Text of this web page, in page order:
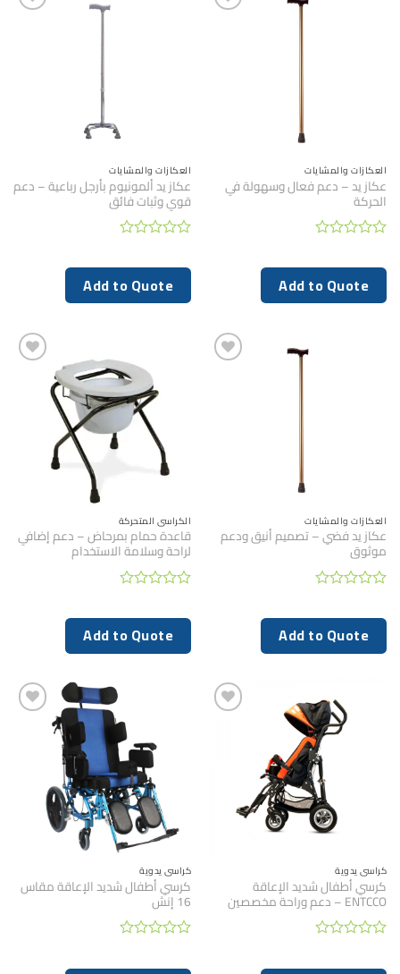
العكازات والمشايات
عكاز يد – دعم فعال وسهولة في
الحركة
0
من
5
Add to Quote
العكازات والمشايات
عكاز يد ألمونيوم بأرجل رباعية – دعم
قوي وثبات فائق
0
من
5
Add to Quote
العكازات والمشايات
عكاز يد فضي – تصميم أنيق ودعم
موثوق
0
من
5
Add to Quote
الكراسي المتحركة
قاعدة حمام بمرحاض – دعم إضافي
لراحة وسلامة الاستخدام
0
من
5
Add to Quote
كراسي يدوية
كرسي أطفال شديد الإعاقة
ENTCCO – دعم وراحة مخصصين
كراسي يدوية
كرسي أطفال شديد الإعاقة مقاس
16 إنش